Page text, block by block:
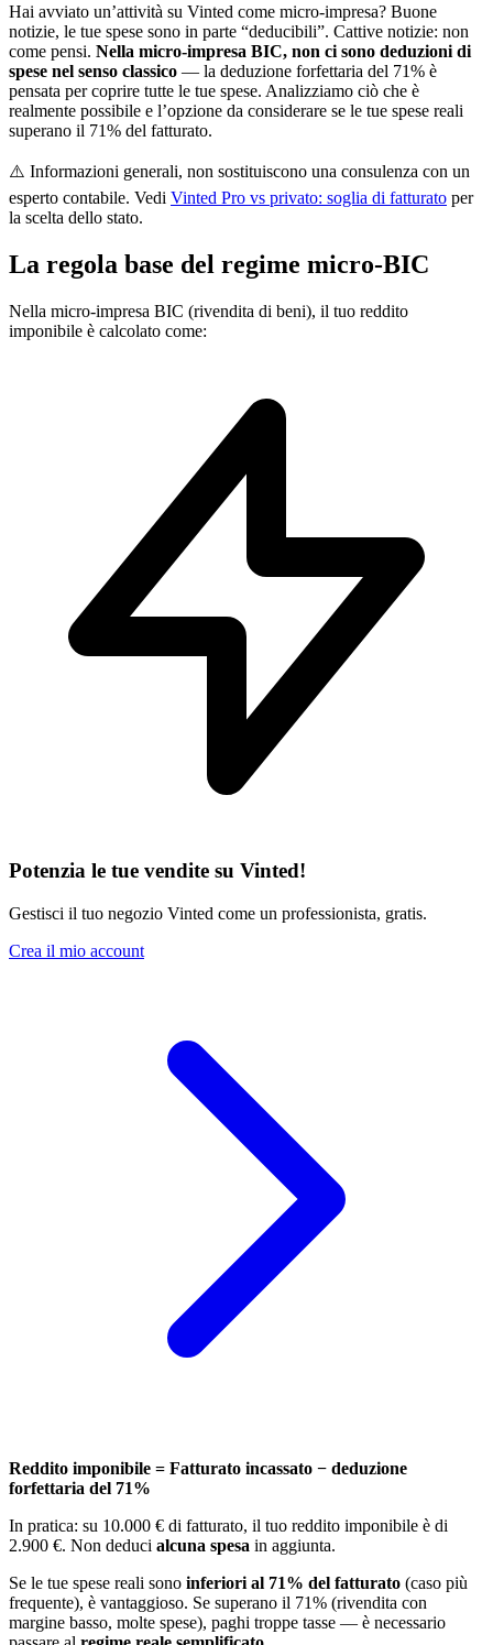
Hai avviato un’attività su Vinted come micro-impresa? Buone
notizie, le tue spese sono in parte “deducibili”. Cattive notizie: non
come pensi. Nella micro-impresa BIC, non ci sono deduzioni di
spese nel senso classico — la deduzione forfettaria del 71% è
pensata per coprire tutte le tue spese. Analizziamo ciò che è
realmente possibile e l’opzione da considerare se le tue spese reali
superano il 71% del fatturato.
⚠️ Informazioni generali, non sostituiscono una consulenza con un
esperto contabile. Vedi Vinted Pro vs privato: soglia di fatturato per
la scelta dello stato.
La regola base del regime micro-BIC
Nella micro-impresa BIC (rivendita di beni), il tuo reddito
imponibile è calcolato come:
Potenzia le tue vendite su Vinted!
Gestisci il tuo negozio Vinted come un professionista, gratis.
Crea il mio account
Reddito imponibile = Fatturato incassato − deduzione
forfettaria del 71%
In pratica: su 10.000 € di fatturato, il tuo reddito imponibile è di
2.900 €. Non deduci alcuna spesa in aggiunta.
Se le tue spese reali sono inferiori al 71% del fatturato (caso più
frequente), è vantaggioso. Se superano il 71% (rivendita con
margine basso, molte spese), paghi troppe tasse — è necessario